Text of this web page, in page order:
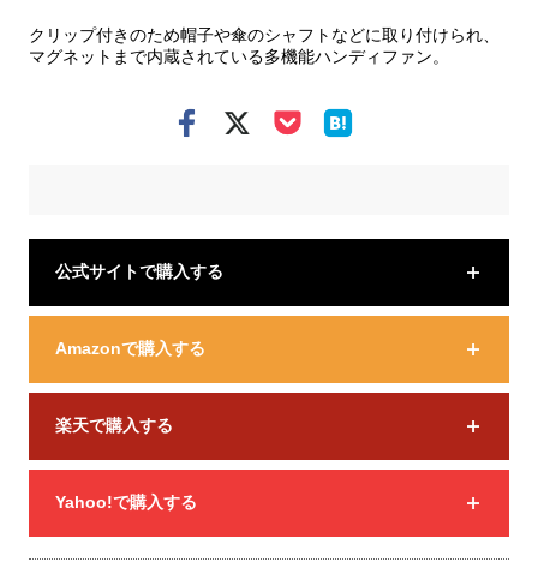
クリップ付きのため帽子や傘のシャフトなどに取り付けられ、
マグネットまで内蔵されている多機能ハンディファン。
公式サイトで購入する
Amazonで購入する
楽天で購入する
Yahoo!で購入する